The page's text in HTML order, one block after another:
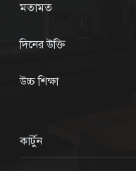
মতামত
দিনের উক্তি
উচ্চ শিক্ষা
কার্টুন